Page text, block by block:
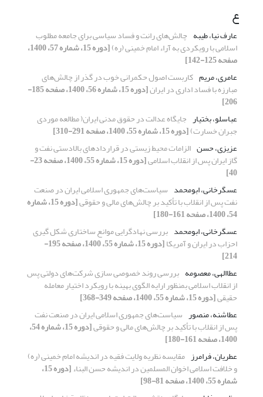
ع
عارف نیا، طیبه چا‌لش‌های رانت و فساد سیاسی برای جامعه مطلوب
اسلامی با رویکردی به آراء امام خمینی (ره) [دوره 15، شماره 57، 1400،
صفحه 125-142]
عامری، مریم کاربست اصول حکمرانی خوب در گذر از چالش‌های
مبارزه با فساد اداری در ایران [دوره 15، شماره 56، 1400، صفحه 185-
206]
عباسلو، بختیار جایگاه عدالت در حقوق مدنی ایران( مطالعه موردی
جبران خسارت)[دوره 15، شماره 55، 1400، صفحه 291-310]
عزیزی، حسن الزامات محیط زیستی در قراردادهای بالادستی نفت و
گاز ایران پس از انقلاب اسلامی [دوره 15، شماره 55، 1400، صفحه 23-
40]
عسگرخانی، ابومحمد سیاست‌های جمهوری اسلامی ایران در صنعت
نفت پس از انقلاب با تأکید بر چالش‌های مالی و حقوقی [دوره 15، شماره
54، 1400، صفحه 161-180]
عسگرخانی، ابومحمد بررسی نهادگرایی موانع ساختاری شکل گیری
احزاب در ایران و آمریکا [دوره 15، شماره 55، 1400، صفحه 195-
214]
عطاالهی، معصومه بررسی روند خصوصی سازی شرکت‌های دولتی پس
از انقلاب اسلامی بمنظور ارایه الگوی بهینه با رویکرد اختیار معامله
حقیقی[دوره 15، شماره 55، 1400، صفحه 349-368]
عطاشنه، منصور سیاست‌های جمهوری اسلامی ایران در صنعت نفت
پس از انقلاب با تأکید بر چالش‌های مالی و حقوقی [دوره 15، شماره 54،
1400، صفحه 161-180]
عطریان، فرامرز مقایسه نظریه ولایت فقیه در اندیشه امام خمینی (ره)
و خلافت اسلامی اخوان المسلمین در اندیشه حسن البناء [دوره 15،
شماره 55، 1400، صفحه 81-98]